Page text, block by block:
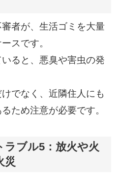
者が、生活ゴミを大量
スです。
ると、悪臭や害虫の発
でなく、近隣住人にも
ため注意が必要です。
ラブル5：放火や火
災